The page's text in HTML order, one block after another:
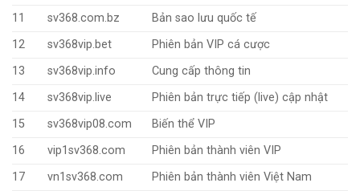
11
sv368.com.bz
Bản sao lưu quốc tế
12
sv368vip.bet
Phiên bản VIP cá cược
13
sv368vip.info
Cung cấp thông tin
14
sv368vip.live
Phiên bản trực tiếp (live) cập nhật
15
sv368vip08.com
Biến thể VIP
16
vip1sv368.com
Phiên bản thành viên VIP
17
vn1sv368.com
Phiên bản thành viên Việt Nam